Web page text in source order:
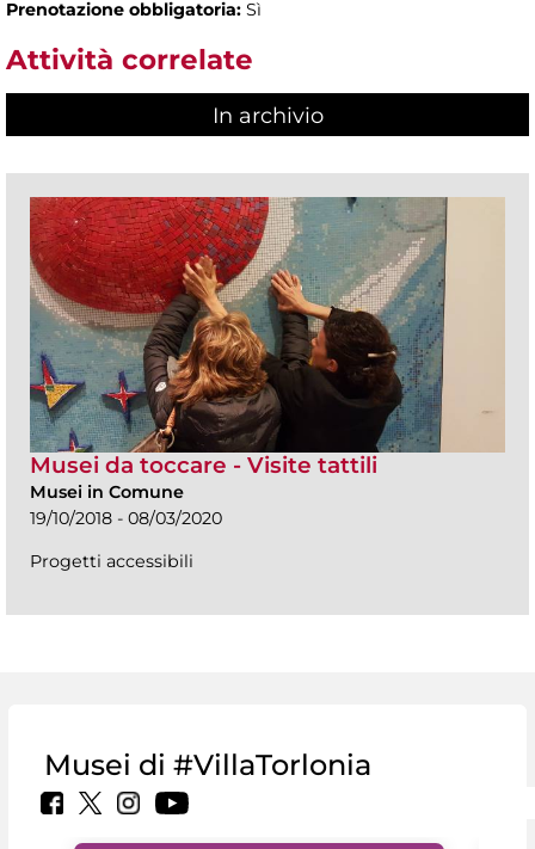
Prenotazione obbligatoria: Sì
Attività correlate
In archivio
Musei da toccare - Visite tattili
Musei in Comune
19/10/2018 - 08/03/2020
Progetti accessibili
Musei di #VillaTorlonia